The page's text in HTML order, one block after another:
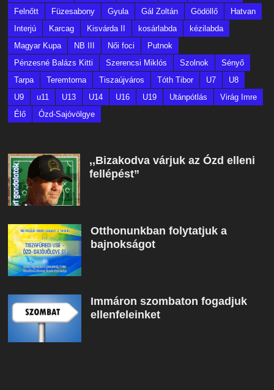
Felnőtt
Füzesabony Gyula Gál Zoltán Gödöllő
Hatvan
Interjú
Karcag Kisvárda II kosárlabda
kézilabda
Magyar Kupa
NB III Női foci
Putnok
Pénzesné Balázs Kitti
Szerencsi Miklós Szolnok
Sényő
Tarpa
Teremtorna Tiszaújváros Tóth Tibor U7
U8
U9
u11 U13 U14 U16 U19 Utánpótlás
Virág Imre
Élő
Ózd-Sajóvölgye
,,Bizakodva várjuk az Ózd elleni
fellépést”
Otthonunkban folytatjuk a
bajnokságot
Immáron szombaton fogadjuk
ellenfeleinket